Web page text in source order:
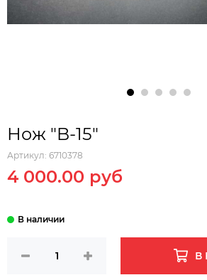
Нож "B-15"
Артикул: 6710378
4 000.00 руб
В